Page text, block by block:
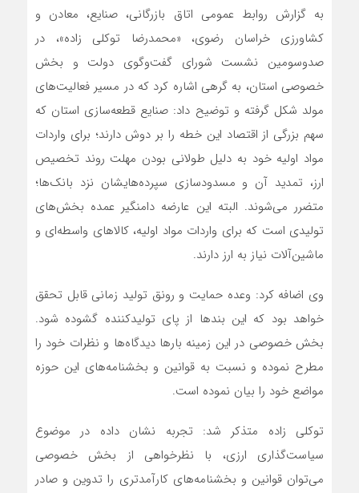
به گزارش روابط عمومی اتاق بازرگانی، صنایع، معادن و
کشاورزی خراسان رضوی، «محمدرضا توکلی زاده»، در
صدوسومین نشست شورای گفت‌وگوی دولت و بخش
خصوصی استان، به گرهی اشاره کرد که در مسیر فعالیت‌های
مولد شکل گرفته و توضیح داد: صنایع قطعه‌سازی استان که
سهم بزرگی از اقتصاد این خطه را بر دوش دارند؛ برای واردات
مواد اولیه خود به دلیل طولانی بودن مهلت روند تخصیص
ارز، تمدید آن و مسدودسازی سپرده‌هایشان نزد بانک‌ها؛
متضرر می‌شوند. البته این عارضه دامنگیر عمده بخش‌های
تولیدی است که برای واردات مواد اولیه، کالاهای واسطه‌ای و
ماشین‌آلات نیاز به ارز دارند.
وی اضافه کرد: وعده حمایت و رونق تولید زمانی قابل تحقق
خواهد بود که این بندها از پای تولیدکننده گشوده شود.
بخش خصوصی در این زمینه بارها دیدگاه‌ها و نظرات خود را
مطرح نموده و نسبت به قوانین و بخشنامه‌های این حوزه
مواضع خود را بیان نموده است.
توکلی زاده متذکر شد: تجربه نشان داده در موضوع
سیاست‌گذاری ارزی، با نظرخواهی از بخش خصوصی
می‌توان قوانین و بخشنامه‌های کارآمدتری را تدوین و صادر